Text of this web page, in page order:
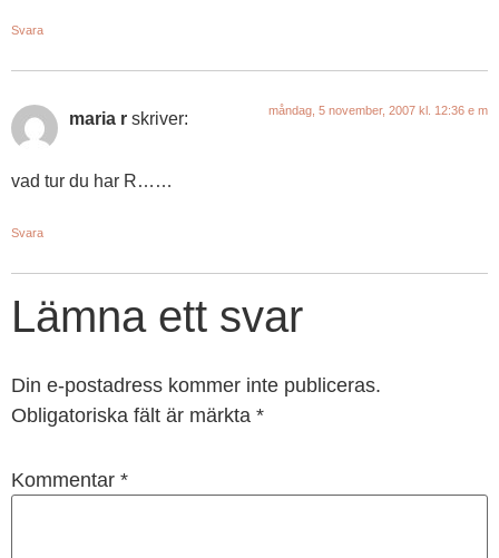
Svara
maria r skriver: måndag, 5 november, 2007 kl. 12:36 e m
vad tur du har R……
Svara
Lämna ett svar
Din e-postadress kommer inte publiceras.
Obligatoriska fält är märkta *
Kommentar *